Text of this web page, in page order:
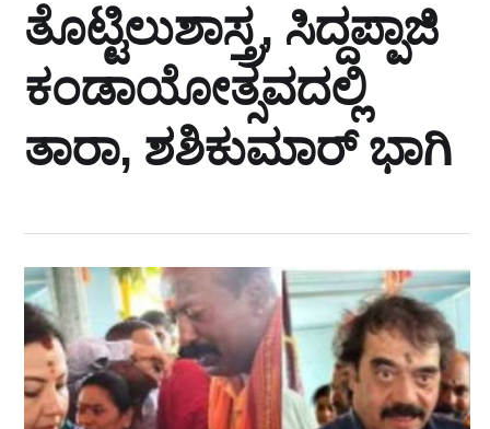
ತೊಟ್ಟಿಲುಶಾಸ್ತ್ರ, ಸಿದ್ದಪ್ಪಾಜಿ
ಕಂಡಾಯೋತ್ಸವದಲ್ಲಿ
ತಾರಾ, ಶಶಿಕುಮಾರ್ ಭಾಗಿ